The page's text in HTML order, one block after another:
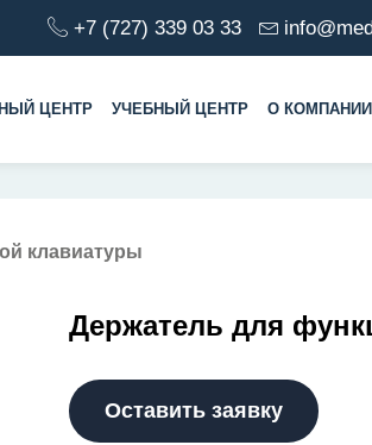
+7 (727) 339 03 33
ЦЕНТР УЧЕБНЫЙ ЦЕНТР О КОМПАНИИ
клавиатуры
Держатель для
Оставить заявку